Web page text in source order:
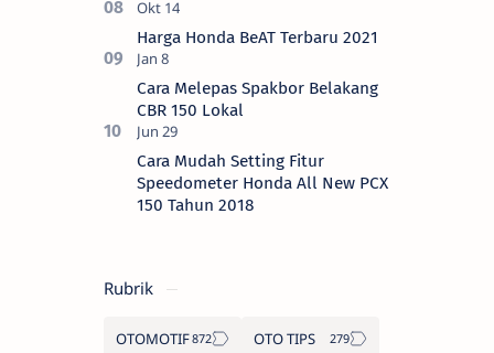
Harga Honda BeAT Terbaru 2021
Cara Melepas Spakbor Belakang
CBR 150 Lokal
Cara Mudah Setting Fitur
Speedometer Honda All New PCX
150 Tahun 2018
Rubrik
OTOMOTIF OTO TIPS